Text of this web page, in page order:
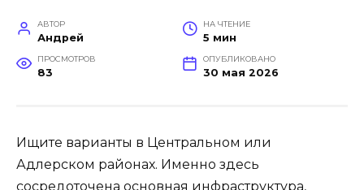
АВТОР
Андрей
НА ЧТЕНИЕ
5 мин
ПРОСМОТРОВ
83
ОПУБЛИКОВАНО
30 мая 2026
Ищите варианты в Центральном или
Адлерском районах. Именно здесь
сосредоточена основная инфраструктура,